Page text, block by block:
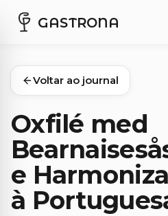
GASTRONA
Voltar ao journal
Oxfilé med
e
à